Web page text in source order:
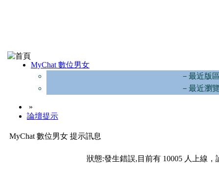
MyChat 數位男女
－最近版
－最近瀏
»
論壇提示
MyChat 數位男女 提示訊息
狀態:發生錯誤,目前有 10005 人上線